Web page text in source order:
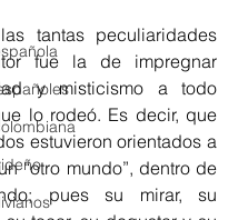
tantas peculiaridades
fue la de impregnar
y misticismo a todo
lo rodeó. Es decir, que
estuvieron orientados a
“otro mundo”, dentro de
pues su mirar, su